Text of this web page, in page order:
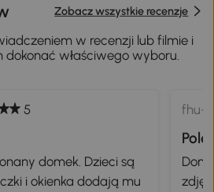
Zobacz wszystkie recenzje
w recenzji lub filmie i
dokonać właściwego wyboru.
5
domek. Dzieci są
i okienka dodają mu
fhu-